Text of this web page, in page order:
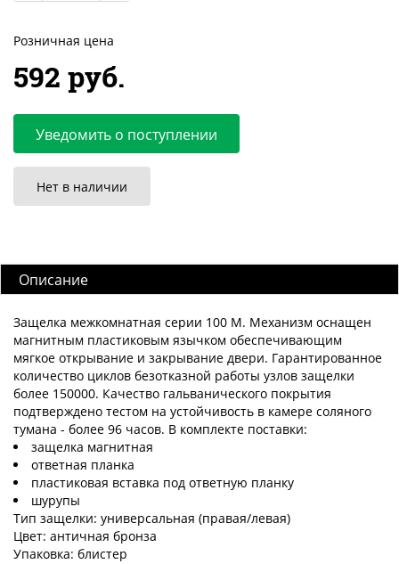
Розничная цена
592 руб.
Уведомить о поступлении
Нет в наличии
Описание
Защелка межкомнатная серии 100 M. Механизм оснащен
магнитным пластиковым язычком обеспечивающим
мягкое открывание и закрывание двери. Гарантированное
количество циклов безотказной работы узлов защелки
более 150000. Качество гальванического покрытия
подтверждено тестом на устойчивость в камере соляного
тумана - более 96 часов. В комплекте поставки:
защелка магнитная
ответная планка
пластиковая вставка под ответную планку
шурупы
Тип защелки: универсальная (правая/левая)
Цвет: античная бронза
Упаковка: блистер